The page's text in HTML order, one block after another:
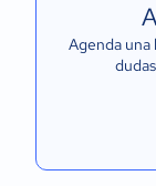
Agenda una